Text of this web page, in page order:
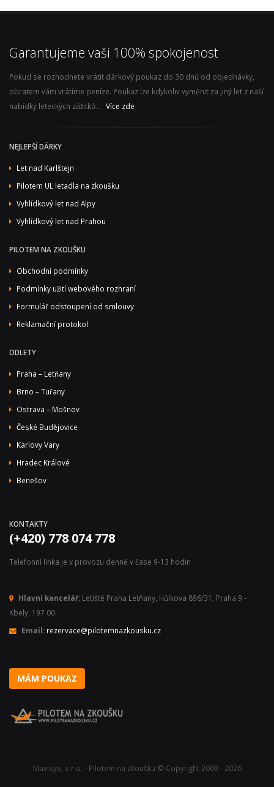
Garantujeme vaši 100% spokojenost
Pokud se rozhodnete vrátit dárkový poukaz do 30 dnů od objednávky,
obratem vám vrátíme peníze. Poukaz lze kdykoliv vyměnit za jiný let z naší
nabídky leteckých zážitků... Více zde
NEJLEPŠÍ DÁRKY
Let nad Karlštejn
Pilotem UL letadla na zkoušku
Vyhlídkový let nad Alpy
Vyhlídkový let nad Prahou
PILOTEM NA ZKOUŠKU
Obchodní podmínky
Podmínky užití webového rozhraní
Formulář odstoupení od smlouvy
Reklamační protokol
ODLETY
Praha – Letňany
Brno – Tuřany
Ostrava – Mošnov
České Budějovice
Karlovy Vary
Hradec Králové
Benešov
KONTAKTY
(+420) 778 074 778
Telefonní linka je v provozu denně v čase 9-13 hodin
Hlavní kancelář: Letiště Praha Letňany, Hůlkova 896/31, Praha 9 -
Kbely, 197 00
Email: rezervace@pilotemnazkousku.cz
MÁM POUKAZ
Mavisys, s.r.o. - Pilotem na zkoušku © Copyright 2008 - 2026